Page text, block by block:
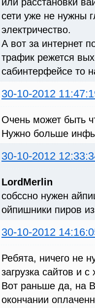
сети уже не нужны
электричество.
А вот за интернет
трафик режется
сабинтерфейсе то
30-10-2012
Очень может быть
Нужно больше
30-10-2012
LordMerlin
собссно нужен
ойпишники пиров
30-10-2012
Ребята, ничего не
загрузка сайтов и
Вот раньше да, на
окончании